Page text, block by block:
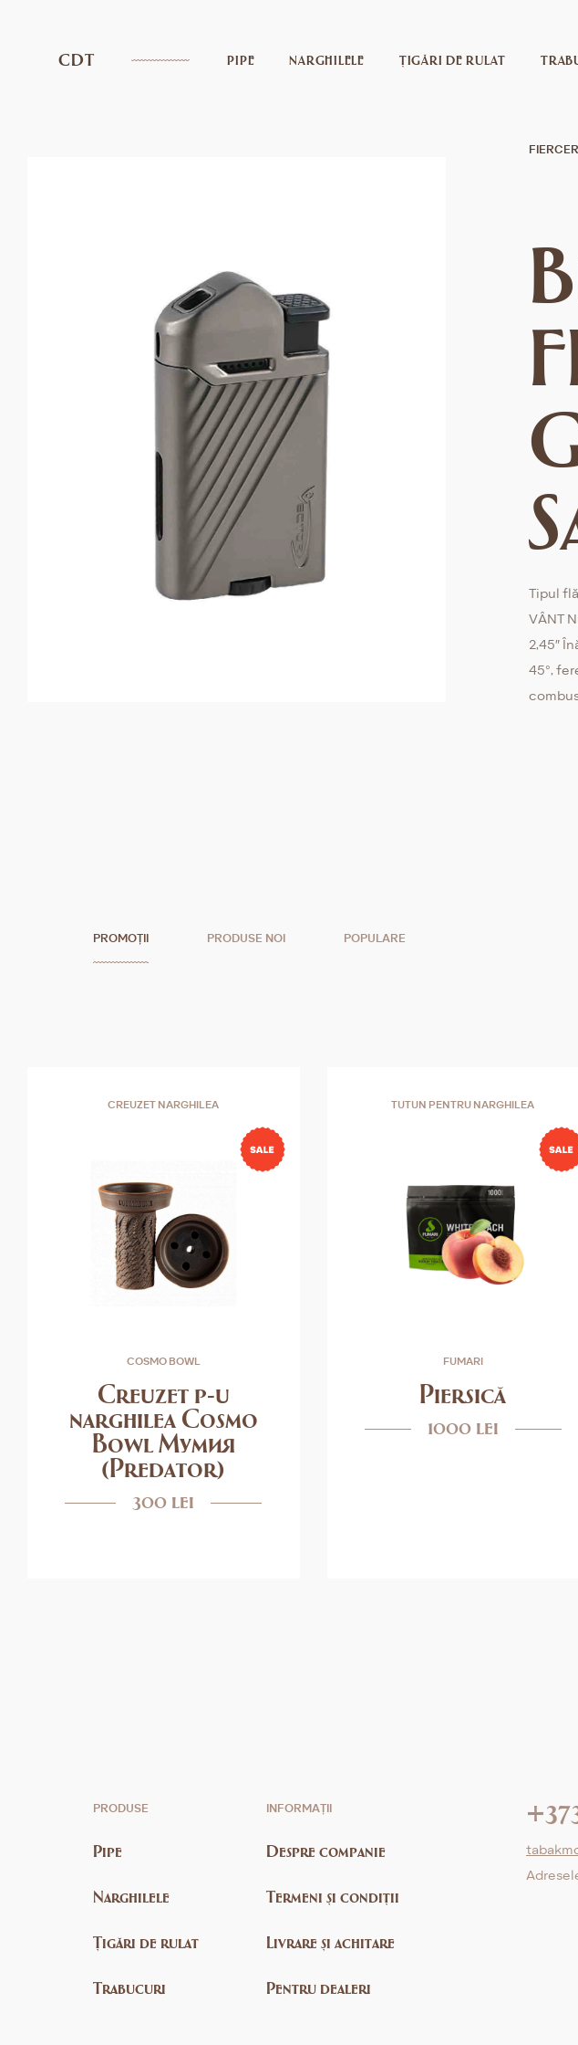
CDT PIPE NARGHILELE ȚIGĂRI DE RULAT
Tipul
VÂNT
2,45″
45°,
PROMOȚII PRODUSE NOI POPULARE
CREUZET NARGHILEA
COSMO BOWL
Creuzet p-u
narghilea Cosmo
Bowl Мумия
(Predator)
300 lei
TUTUN PENTRU NARGHILEA
FUMARI
Piersică
1000 lei
PRODUSE
Pipe
Narghilele
Țigări de rulat
Trabucuri
INFORMAȚII
Despre companie
Termeni și condiții
Livrare și achitare
Pentru dealeri